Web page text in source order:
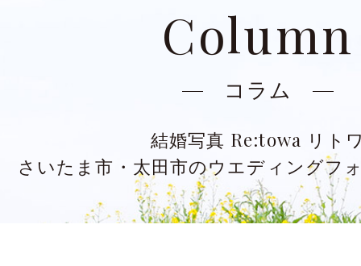
洋装スタジオ
和装スタジオ
Kimono studio
太田店ギャラリー 大宮
Column
コラム
結婚写真 Re:towa リト
さいたま市・太田市のウエディングフ